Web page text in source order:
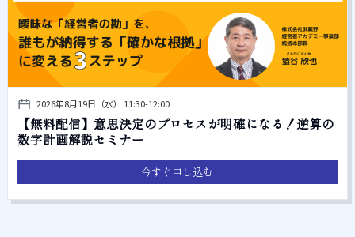
2026年8月19日（水） 11:30-12:00
【無料配信】意思決定のプロセスが明確になる！逆算の
数字計画解説セミナー
今すぐ申し込む